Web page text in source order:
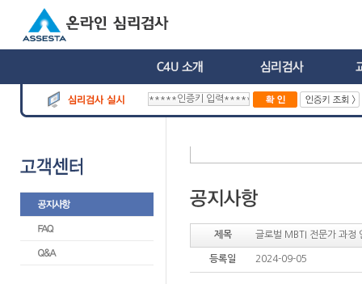
제목 글로벌 MBTI 전문가 과
등록일 2024-09-05